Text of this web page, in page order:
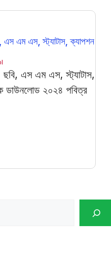
এস এম এস, স্ট্যাটাস, ক্যাপশন
ছবি, এস এম এস, স্ট্যাটাস,
ডাউনলোড ২০২৪ পবিত্র